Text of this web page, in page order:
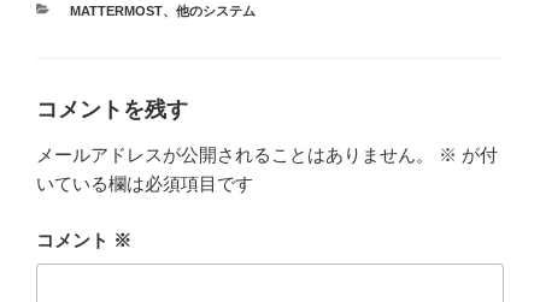
カ
MATTERMOST、 他のシステム
コメントを残す
メールアドレスが公開されることはありません。 ※ が付
いている欄は必須項目です
コメント ※